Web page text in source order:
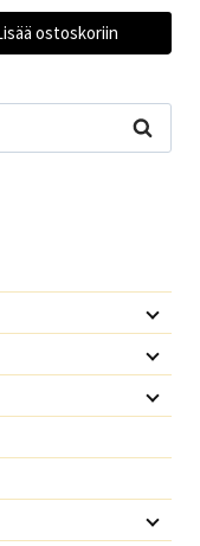
ostoskoriin
Haku